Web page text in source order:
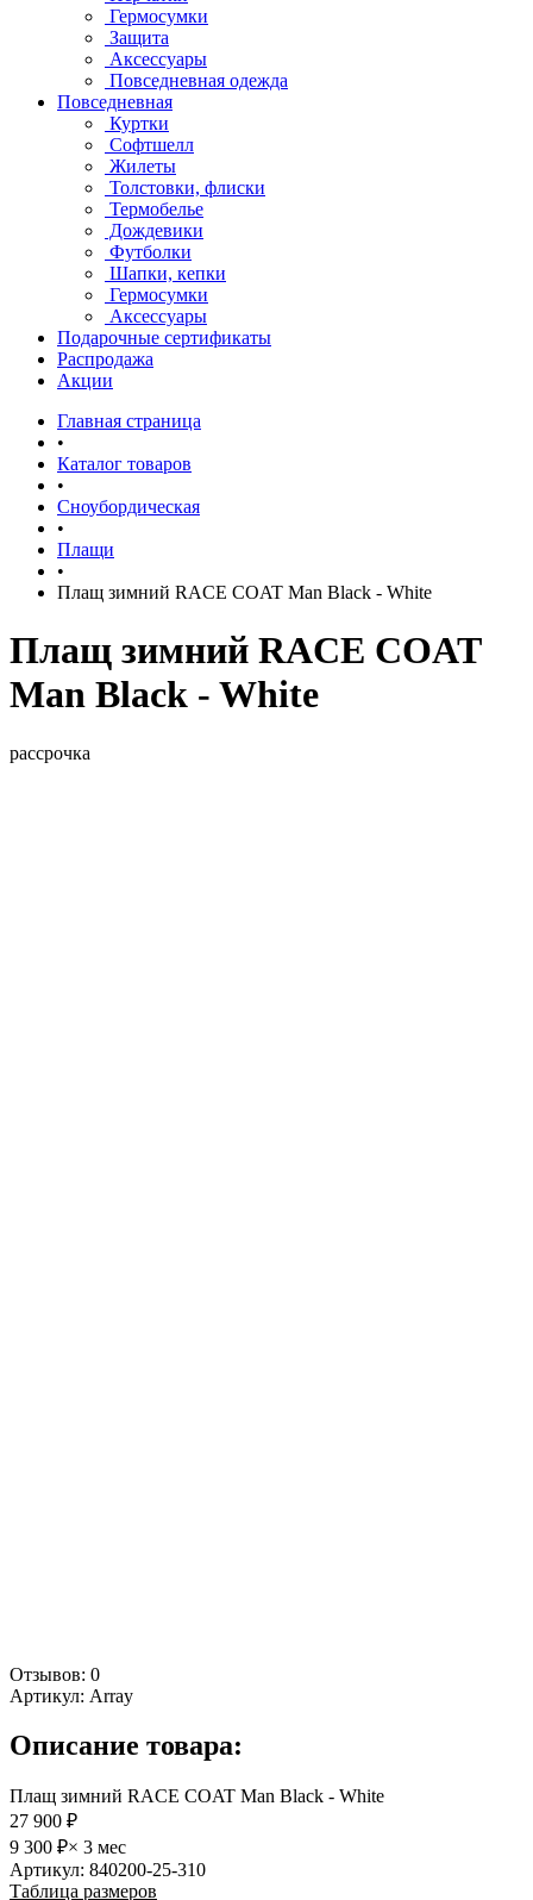
Гермосумки
Защита
Аксессуары
Повседневная одежда
Повседневная
Куртки
Софтшелл
Жилеты
Толстовки, флиски
Термобелье
Дождевики
Футболки
Шапки, кепки
Гермосумки
Аксессуары
Подарочные сертификаты
Распродажа
Акции
Главная страница
•
Каталог товаров
•
Сноубордическая
•
Плащи
•
Плащ зимний RACE COAT Man Black - White
Плащ зимний RACE COAT
Man Black - White
рассрочка
Отзывов: 0
Артикул: Array
Описание товара:
Плащ зимний RACE COAT Man Black - White
27 900 ₽
9 300 ₽× 3 мес
Артикул: 840200-25-310
Таблица размеров